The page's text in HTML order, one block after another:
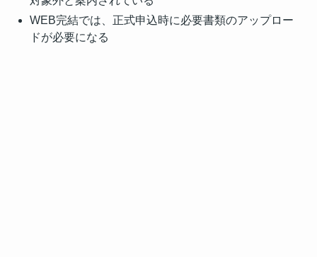
WEB完結では、正式申込時に必要書類のアップロー
ドが必要になる